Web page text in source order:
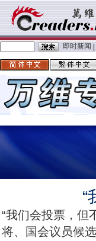
即时新闻
“
“我们会投票，但
将、国会议员候